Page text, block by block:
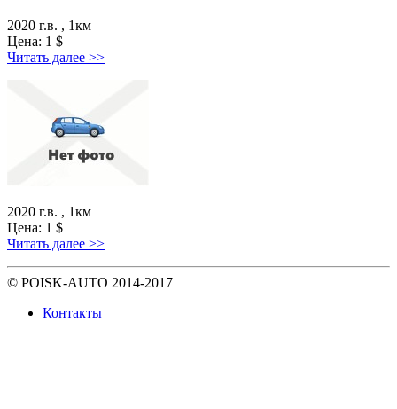
2020 г.в. , 1км
Цена: 1 $
Читать далее >>
2020 г.в. , 1км
Цена: 1 $
Читать далее >>
© POISK-AUTO 2014-2017
Контакты